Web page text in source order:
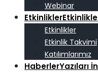
Webinar
Etkinlikler
Etkinlikler
Etkinlik Takvimi
Katılımlarımız
HaberlerYazıları